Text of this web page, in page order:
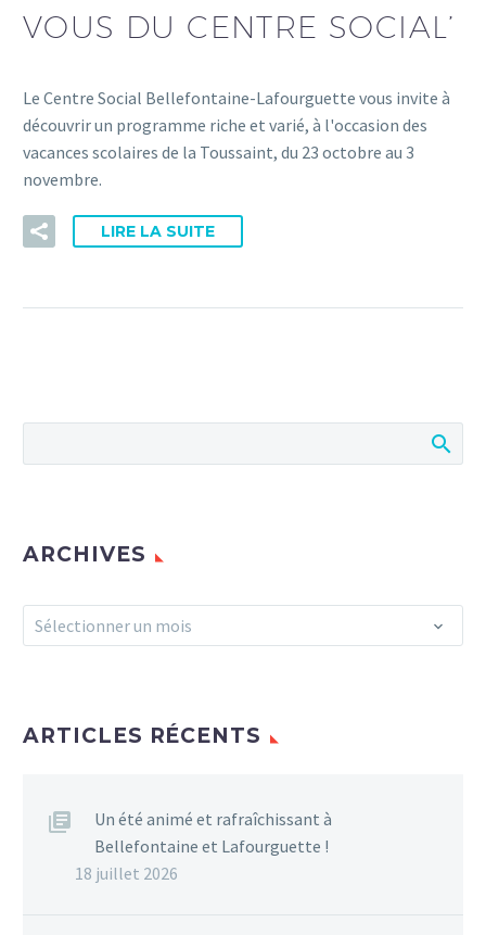
VOUS DU CENTRE SOCIAL’
Le Centre Social Bellefontaine-Lafourguette vous invite à
découvrir un programme riche et varié, à l'occasion des
vacances scolaires de la Toussaint, du 23 octobre au 3
novembre.
LIRE LA SUITE
ARCHIVES
Archives
Sélectionner un mois
ARTICLES RÉCENTS
Un été animé et rafraîchissant à
Bellefontaine et Lafourguette !
18 juillet 2026